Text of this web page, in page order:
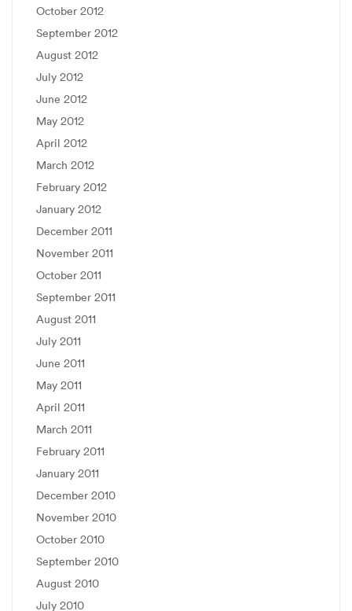
October 2012
September 2012
August 2012
July 2012
June 2012
May 2012
April 2012
March 2012
February 2012
January 2012
December 2011
November 2011
October 2011
September 2011
August 2011
July 2011
June 2011
May 2011
April 2011
March 2011
February 2011
January 2011
December 2010
November 2010
October 2010
September 2010
August 2010
July 2010